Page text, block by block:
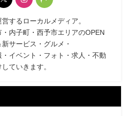
するローカルメディア。
内子町・西予市エリアのOPEN
サービス・グルメ・
イベント・フォト・求人・不動
ていきます。